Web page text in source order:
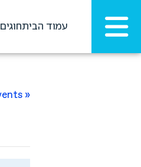
עמוד הבית
« All Events